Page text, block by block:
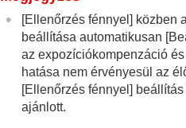
A zoom használata
A vaku használata
Az elmosódás
Objektívkompenz.
Zajcsökkentés
A képernyő kijelzésének
[Ellenőrzés fénnyel] közben
beállítása automatikusan
az expozíciókompenzáció
hatása nem érvényesül az
[Ellenőrzés fénnyel]
ajánlott.